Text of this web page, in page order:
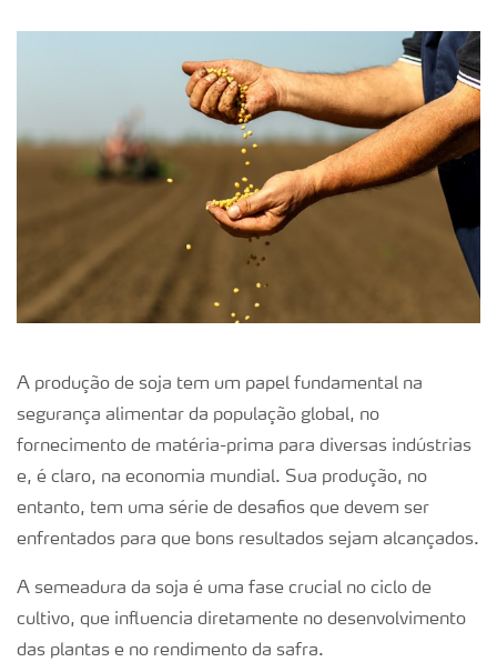
A produção de soja tem um papel fundamental na
segurança alimentar da população global, no
fornecimento de matéria-prima para diversas indústrias
e, é claro, na economia mundial. Sua produção, no
entanto, tem uma série de desafios que devem ser
enfrentados para que bons resultados sejam alcançados.
A semeadura da soja é uma fase crucial no ciclo de
cultivo, que influencia diretamente no desenvolvimento
das plantas e no rendimento da safra.